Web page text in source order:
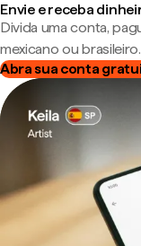
Envie e receba
Divida uma conta,
mexicano ou
Abra sua conta